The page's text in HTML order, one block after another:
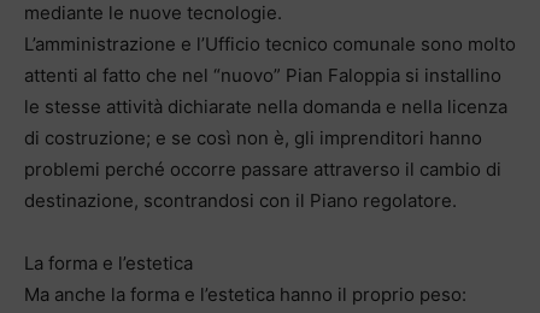
mediante le nuove tecnologie.
L’amministrazione e l’Ufficio tecnico comunale sono molto
attenti al fatto che nel “nuovo” Pian Faloppia si installino
le stesse attività dichiarate nella domanda e nella licenza
di costruzione; e se così non è, gli imprenditori hanno
problemi perché occorre passare attraverso il cambio di
destinazione, scontrandosi con il Piano regolatore.
La forma e l’estetica
Ma anche la forma e l’estetica hanno il proprio peso: